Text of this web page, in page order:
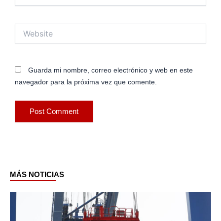
Guarda mi nombre, correo electrónico y web en este
navegador para la próxima vez que comente.
MÁS NOTICIAS
Page Page PagePage